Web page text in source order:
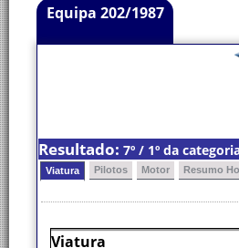
Equipa 202/1987
Resultado: 7º / 1º da
Viatura Pilotos Motor Resumo
Viatura